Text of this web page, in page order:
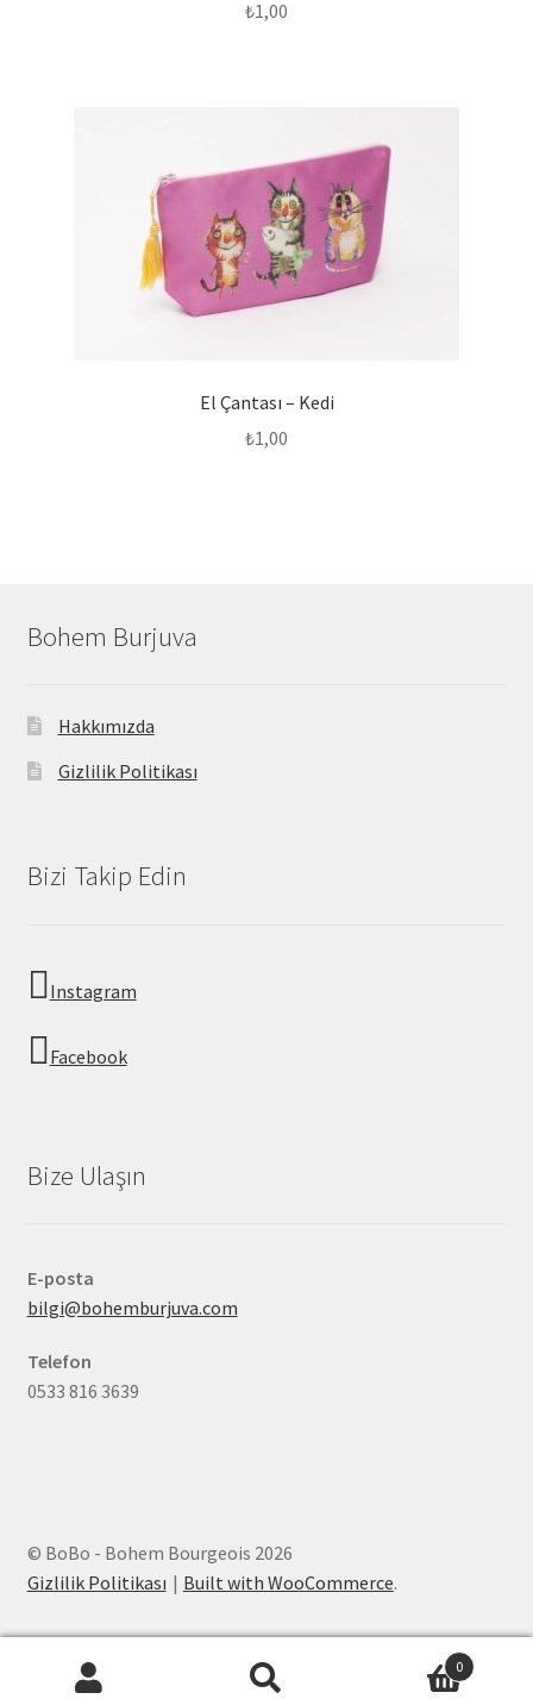
₺1,00
El Çantası – Kedi
₺1,00
Bohem Burjuva
Hakkımızda
Gizlilik Politikası
Bizi Takip Edin
Instagram
Facebook
Bize Ulaşın
E-posta
bilgi@bohemburjuva.com
Telefon
0533 816 3639
© BoBo - Bohem Bourgeois 2026
Gizlilik Politikası
Built with WooCommerce.
0